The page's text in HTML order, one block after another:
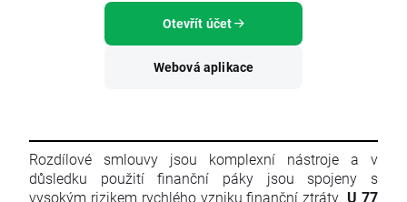
Otevřít účet
Webová aplikace
Rozdílové smlouvy jsou komplexní nástroje a v
důsledku použití finanční páky jsou spojeny s
vysokým rizikem rychlého vzniku finanční ztráty. U 77